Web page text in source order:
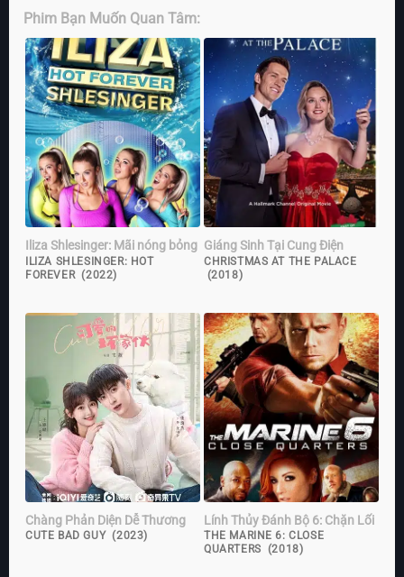
Phim Bạn Muốn Quan Tâm:
Iliza Shlesinger: Mãi nóng bỏng
ILIZA SHLESINGER: HOT
FOREVER (2022)
Giáng Sinh Tại Cung Điện
CHRISTMAS AT THE PALACE
(2018)
Chàng Phản Diện Dễ Thương
CUTE BAD GUY (2023)
Lính Thủy Đánh Bộ 6: Chặn Lối
THE MARINE 6: CLOSE
QUARTERS (2018)